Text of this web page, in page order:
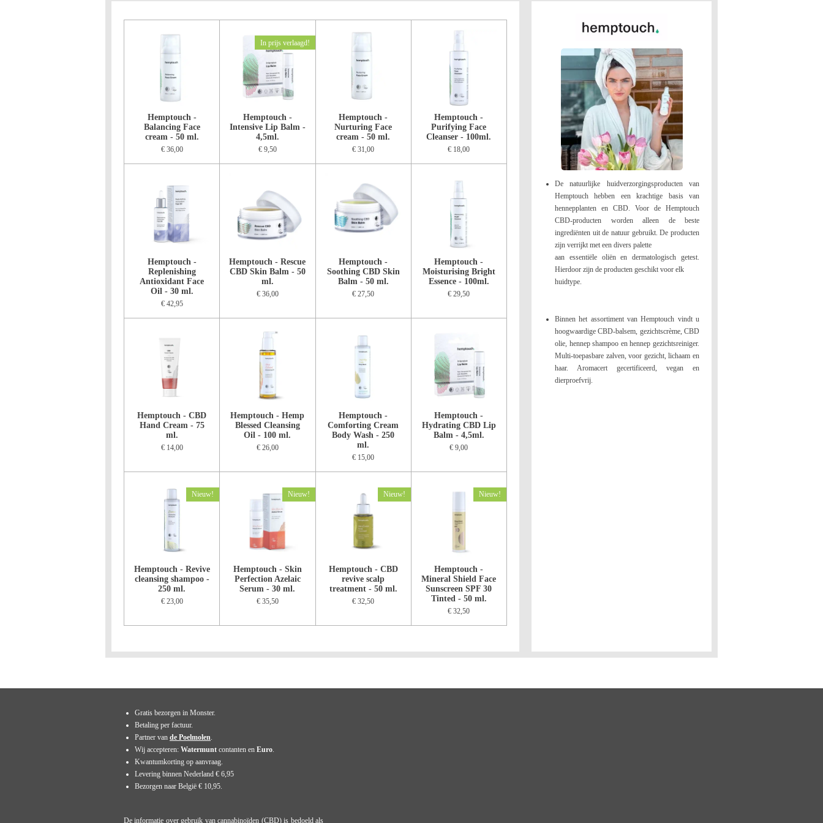
Hemptouch -
Balancing Face
cream - 50 ml.
€ 36,00
In prijs verlaagd!
Hemptouch -
Intensive Lip Balm -
4,5ml.
€ 9,50
Hemptouch -
Nurturing Face
cream - 50 ml.
€ 31,00
Hemptouch -
Purifying Face
Cleanser - 100ml.
€ 18,00
Hemptouch -
Replenishing
Antioxidant Face
Oil - 30 ml.
€ 42,95
Hemptouch - Rescue
CBD Skin Balm - 50
ml.
€ 36,00
Hemptouch -
Soothing CBD Skin
Balm - 50 ml.
€ 27,50
Hemptouch -
Moisturising Bright
Essence - 100ml.
€ 29,50
Hemptouch - CBD
Hand Cream - 75
ml.
€ 14,00
Hemptouch - Hemp
Blessed Cleansing
Oil - 100 ml.
€ 26,00
Hemptouch -
Comforting Cream
Body Wash - 250
ml.
€ 15,00
Hemptouch -
Hydrating CBD Lip
Balm - 4,5ml.
€ 9,00
Nieuw!
Hemptouch - Revive
cleansing shampoo -
250 ml.
€ 23,00
Nieuw!
Hemptouch - Skin
Perfection Azelaic
Serum - 30 ml.
€ 35,50
Nieuw!
Hemptouch - CBD
revive scalp
treatment - 50 ml.
€ 32,50
Nieuw!
Hemptouch -
Mineral Shield Face
Sunscreen SPF 30
Tinted - 50 ml.
€ 32,50
De natuurlijke huidverzorgingsproducten van
Hemptouch hebben een krachtige basis van
hennepplanten en CBD. Voor de Hemptouch
CBD-producten worden alleen de beste
ingrediënten uit de natuur gebruikt. De producten
zijn verrijkt met een divers palette
aan essentiële oliën en dermatologisch getest.
Hierdoor zijn de producten geschikt voor elk
huidtype.
Binnen het assortiment van Hemptouch vindt u
hoogwaardige CBD-balsem, gezichtscrème, CBD
olie, hennep shampoo en hennep gezichtsreiniger.
Multi-toepasbare zalven, voor gezicht, lichaam en
haar. Aromacert gecertificeerd, vegan en
dierproefvrij.
Gratis bezorgen in Monster.
Betaling per factuur.
Partner van de Poelmolen.
Wij accepteren: Watermunt contanten en Euro.
Kwantumkorting op aanvraag.
Levering binnen Nederland € 6,95
Bezorgen naar België € 10,95.
De informatie over gebruik van cannabinoïden (CBD) is bedoeld als